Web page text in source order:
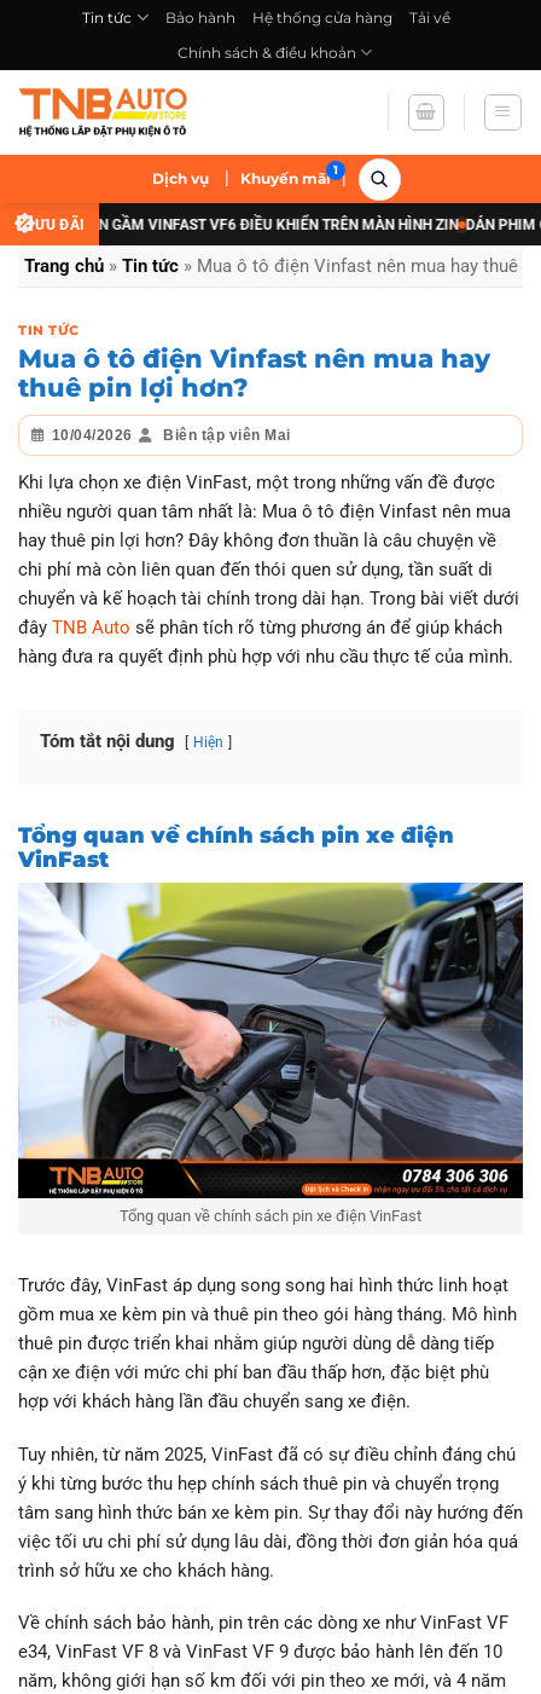
nội
dung
Tin tức Bảo hành Hệ thống cửa hàng
Tải về
Chính sách & điều khoản
Dịch vụ | Khuyến mãi |
ƯU ĐÃI
CẤP ĐÈN GẦM VINFAST VF6 ĐIỀU KHIỂN TRÊN MÀN HÌNH ZIN DÁN PHIM
Trang chủ » Tin tức » Mua ô tô điện Vinfast nên mua hay thuê
TIN TỨC
Mua ô tô điện Vinfast nên mua hay
thuê pin lợi hơn?
10/04/2026 Biên tập viên Mai
Khi lựa chọn xe điện VinFast, một trong những vấn đề được
nhiều người quan tâm nhất là: Mua ô tô điện Vinfast nên mua
hay thuê pin lợi hơn? Đây không đơn thuần là câu chuyện về
chi phí mà còn liên quan đến thói quen sử dụng, tần suất di
chuyển và kế hoạch tài chính trong dài hạn. Trong bài viết dưới
đây TNB Auto sẽ phân tích rõ từng phương án để giúp khách
hàng đưa ra quyết định phù hợp với nhu cầu thực tế của mình.
Tóm tắt nội dung Hiện
Tổng quan về chính sách pin xe điện
VinFast
Tổng quan về chính sách pin xe điện VinFast
Trước đây, VinFast áp dụng song song hai hình thức linh hoạt
gồm mua xe kèm pin và thuê pin theo gói hàng tháng. Mô hình
thuê pin được triển khai nhằm giúp người dùng dễ dàng tiếp
cận xe điện với mức chi phí ban đầu thấp hơn, đặc biệt phù
hợp với khách hàng lần đầu chuyển sang xe điện.
Tuy nhiên, từ năm 2025, VinFast đã có sự điều chỉnh đáng chú
ý khi từng bước thu hẹp chính sách thuê pin và chuyển trọng
tâm sang hình thức bán xe kèm pin. Sự thay đổi này hướng đến
việc tối ưu chi phí sử dụng lâu dài, đồng thời đơn giản hóa quá
trình sở hữu xe cho khách hàng.
Về chính sách bảo hành, pin trên các dòng xe như VinFast VF
e34, VinFast VF 8 và VinFast VF 9 được bảo hành lên đến 10
năm, không giới hạn số km đối với pin theo xe mới, và 4 năm